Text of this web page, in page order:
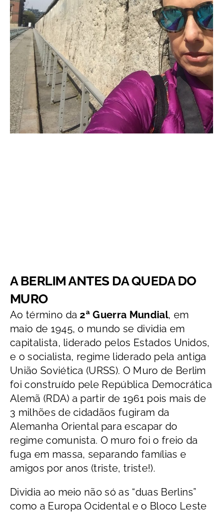
A BERLIM ANTES DA QUEDA DO
MURO
Ao término da 2ª Guerra Mundial, em
maio de 1945, o mundo se dividia em
capitalista, liderado pelos Estados Unidos,
e o socialista, regime liderado pela antiga
União Soviética (URSS). O Muro de Berlim
foi construído pele República Democrática
Alemã (RDA) a partir de 1961 pois mais de
3 milhões de cidadãos fugiram da
Alemanha Oriental para escapar do
regime comunista. O muro foi o freio da
fuga em massa, separando famílias e
amigos por anos (triste, triste!).
Dividia ao meio não só as “duas Berlins”
como a Europa Ocidental e o Bloco Leste